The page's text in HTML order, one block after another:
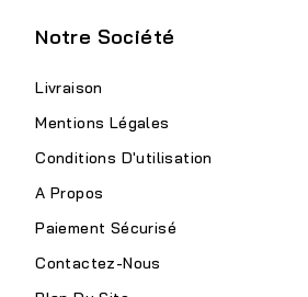
Notre Société
Livraison
Mentions Légales
Conditions D'utilisation
A Propos
Paiement Sécurisé
Contactez-Nous